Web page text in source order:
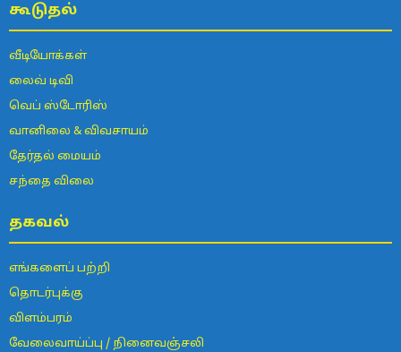
கூடுதல்
வீடியோக்கள்
லைவ் டிவி
வெப் ஸ்டோரிஸ்
வானிலை & விவசாயம்
தேர்தல் மையம்
சந்தை விலை
தகவல்
எங்களைப் பற்றி
தொடர்புக்கு
விளம்பரம்
வேலைவாய்ப்பு / நினைவஞ்சலி